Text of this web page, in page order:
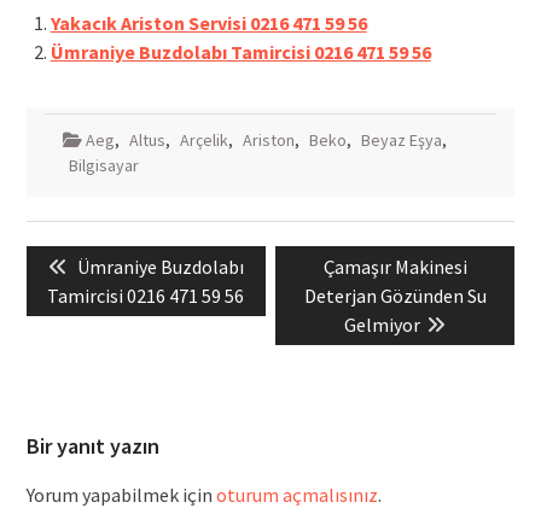
Yakacık Ariston Servisi 0216 471 59 56
Ümraniye Buzdolabı Tamircisi 0216 471 59 56
Aeg, Altus, Arçelik, Ariston, Beko, Beyaz Eşya,
Bilgisayar
gezinmesi
Previous
post:
Ümraniye Buzdolabı
Tamircisi 0216 471 59 56
Next
post:
Çamaşır Makinesi
Deterjan Gözünden Su
Gelmiyor
Bir yanıt yazın
Yorum yapabilmek için oturum açmalısınız.